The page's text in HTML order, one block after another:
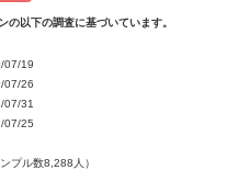
の以下の調査に基づいています。
07/19
07/26
07/31
07/25
プル数8,288人）